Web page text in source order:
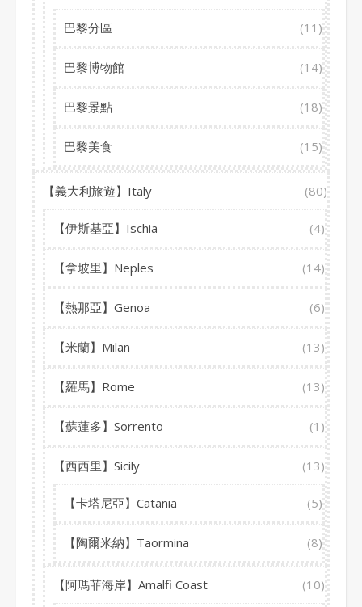
巴黎分區 (11)
巴黎博物館 (14)
巴黎景點 (18)
巴黎美食 (15)
【義大利旅遊】Italy (80)
【伊斯基亞】Ischia (4)
【拿坡里】Neples (14)
【熱那亞】Genoa (6)
【米蘭】Milan (13)
【羅馬】Rome (13)
【蘇蓮多】Sorrento (1)
【西西里】Sicily (13)
【卡塔尼亞】Catania (5)
【陶爾米納】Taormina (8)
【阿瑪菲海岸】Amalfi Coast (10)